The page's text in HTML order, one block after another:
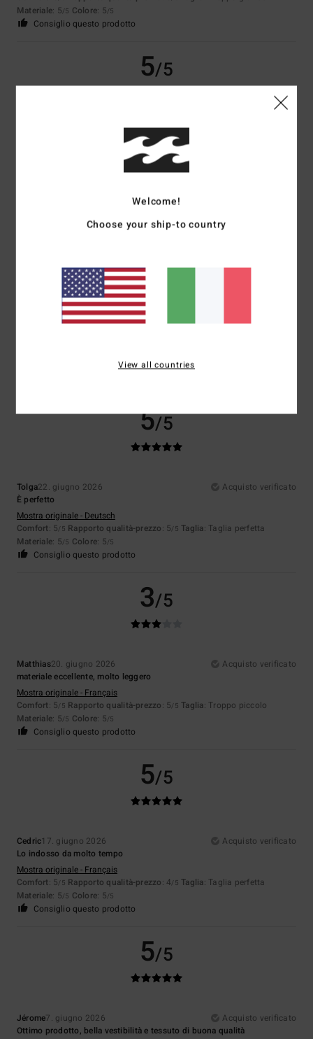
Materiale: 5/5 Colore: 5/5
Consiglio questo prodotto
5/5
Corrisponde alla descrizione
Rapporto qualità-prezzo: 5/5 Taglia
Consiglio questo prodotto
27. giugno 2026
Comfort, taglio, colori, tasca con cerniera
5/5
Tolga22. giugno 2026
Acquisto verificato
È perfetto
Mostra originale - Deutsch
Comfort: 5/5 Rapporto qualità-prezzo: 5/5 Taglia: Taglia perfetta
Materiale: 5/5 Colore: 5/5
Consiglio questo prodotto
3/5
Matthias20. giugno 2026
Acquisto verificato
materiale eccellente, molto leggero
Mostra originale - Français
Comfort: 5/5 Rapporto qualità-prezzo: 5/5 Taglia: Troppo piccolo
Materiale: 5/5 Colore: 5/5
Consiglio questo prodotto
5/5
Cedric17. giugno 2026
Acquisto verificato
Lo indosso da molto tempo
Mostra originale - Français
Comfort: 5/5 Rapporto qualità-prezzo: 4/5 Taglia: Taglia perfetta
Materiale: 5/5 Colore: 5/5
Consiglio questo prodotto
5/5
Jérome7. giugno 2026
Acquisto verificato
Ottimo prodotto, bella vestibilità e tessuto di buona qualità
Welcome!
Choose your ship-to country
View all countries